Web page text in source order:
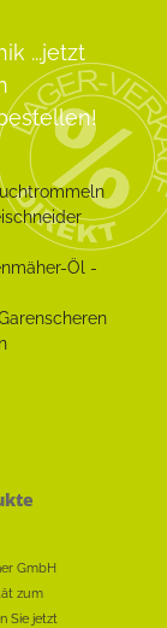
...jetzt
GmbH
zum
Sie jetzt